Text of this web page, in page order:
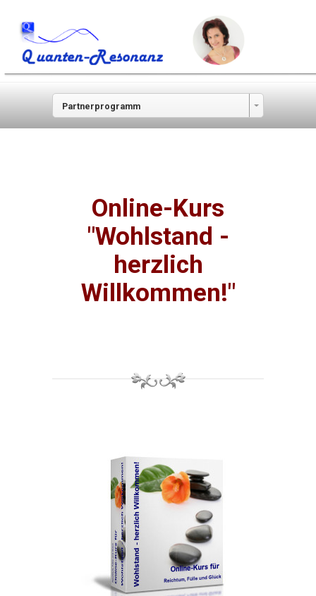
Partnerprogramm
Online-Kurs
"Wohlstand -
herzlich
Willkommen!"